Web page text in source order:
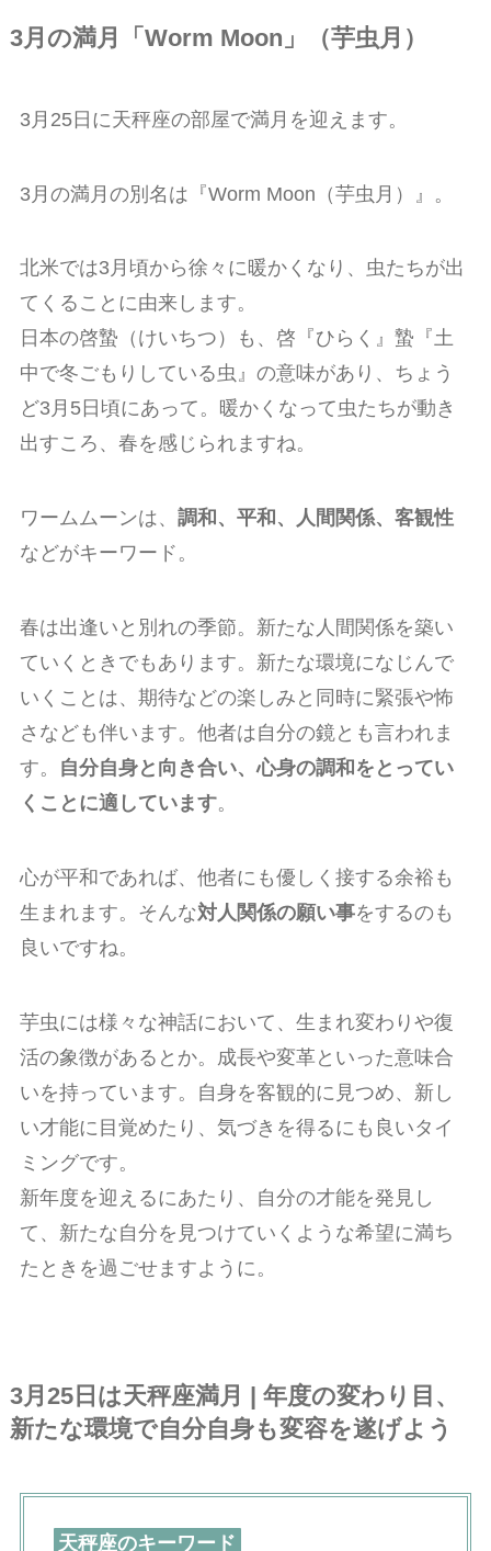
3月の満月「Worm Moon」（芋虫月）
3月25日に天秤座の部屋で満月を迎えます。
3月の満月の別名は『Worm Moon（芋虫月）』。
北米では3月頃から徐々に暖かくなり、虫たちが出
てくることに由来します。
日本の啓蟄（けいちつ）も、啓『ひらく』蟄『土
中で冬ごもりしている虫』の意味があり、ちょう
ど3月5日頃にあって。暖かくなって虫たちが動き
出すころ、春を感じられますね。
ワームムーンは、 調和、平和、人間関係、客観性
などがキーワード。
春は出逢いと別れの季節。新たな人間関係を築い
ていくときでもあります。新たな環境になじんで
いくことは、期待などの楽しみと同時に緊張や怖
さなども伴います。他者は自分の鏡とも言われま
す。
自分自身と向き合い、心身の調和をとってい
くことに適しています。
心が平和であれば、他者にも優しく接する余裕も
生まれます。そんな対人関係の願い事をするのも
良いですね。
芋虫には様々な神話において、生まれ変わりや復
活の象徴があるとか。成長や変革といった意味合
いを持っています。自身を客観的に見つめ、新し
い才能に目覚めたり、気づきを得るにも良いタイ
ミングです。
新年度を迎えるにあたり、自分の才能を発見し
て、新たな自分を見つけていくような希望に満ち
たときを過ごせますように。
3月25日は天秤座満月
年度の変わり目、
新たな環境で自分自身も変容を遂げよう
天秤座のキーワード